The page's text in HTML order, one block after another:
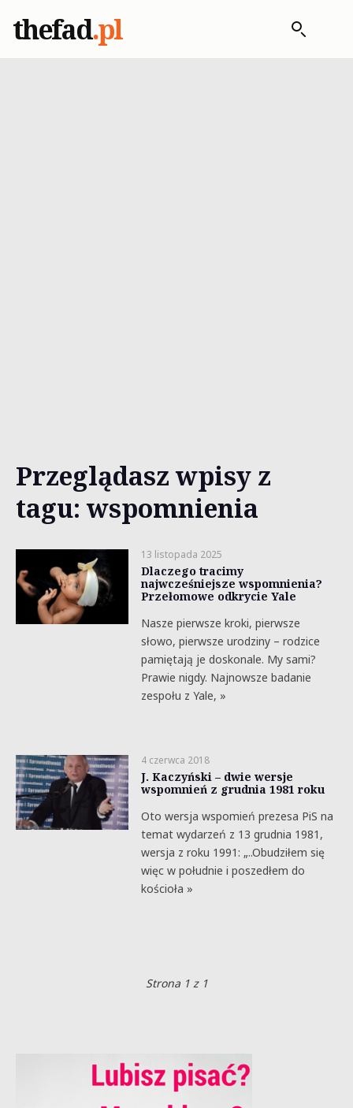
thefad.pl
Przeglądasz wpisy z
tagu: wspomnienia
13 listopada 2025
Dlaczego tracimy
najwcześniejsze wspomnienia?
Przełomowe odkrycie Yale
Nasze pierwsze kroki, pierwsze
słowo, pierwsze urodziny – rodzice
pamiętają je doskonale. My sami?
Prawie nigdy. Najnowsze badanie
zespołu z Yale, »
4 czerwca 2018
J. Kaczyński – dwie wersje
wspomnień z grudnia 1981 roku
Oto wersja wspomień prezesa PiS na
temat wydarzeń z 13 grudnia 1981,
wersja z roku 1991: „..Obudziłem się
więc w południe i poszedłem do
kościoła »
Strona 1 z 1